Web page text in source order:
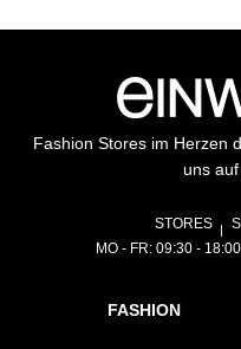
Fashion Stores im Herzen
uns
STORES
MO - FR: 09:30 -
FASHION